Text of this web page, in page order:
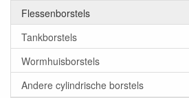
Flessenborstels
Tankborstels
Wormhuisborstels
Andere cylindrische borstels